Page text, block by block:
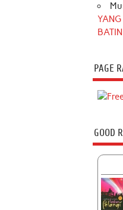
YANG
BATIN
PAGE
GOOD